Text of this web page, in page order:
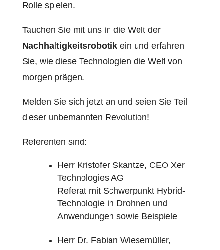
Rolle spielen.
Tauchen Sie mit uns in die Welt der
Nachhaltigkeitsrobotikein und erfahren
Sie, wie diese Technologien die Welt von
morgen prägen.
Melden Sie sich jetzt an und seien Sie Teil
dieser unbemannten Revolution!
Referenten sind:
Herr Kristofer Skantze, CEO Xer
Technologies AG
Referat mit Schwerpunkt Hybrid-
Technologie in Drohnen und
Anwendungen sowie Beispiele
Herr Dr. Fabian Wiesemüller,